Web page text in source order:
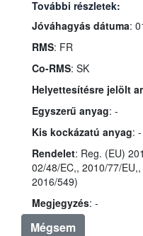
További részletek:
Jóváhagyás dátuma:
RMS: FR
Co-RMS: SK
Helyettesítésre jelölt
Egyszerű anyag: -
Kis kockázatú anyag: -
Rendelet: Reg. (EU)
02/48/EC,, 2010/77/
2016/549)
Megjegyzés: -
Mégsem